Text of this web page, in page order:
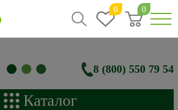
0 0
8 (800) 550 79 54
Каталог